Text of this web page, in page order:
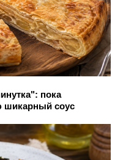
пока
шикарный соус